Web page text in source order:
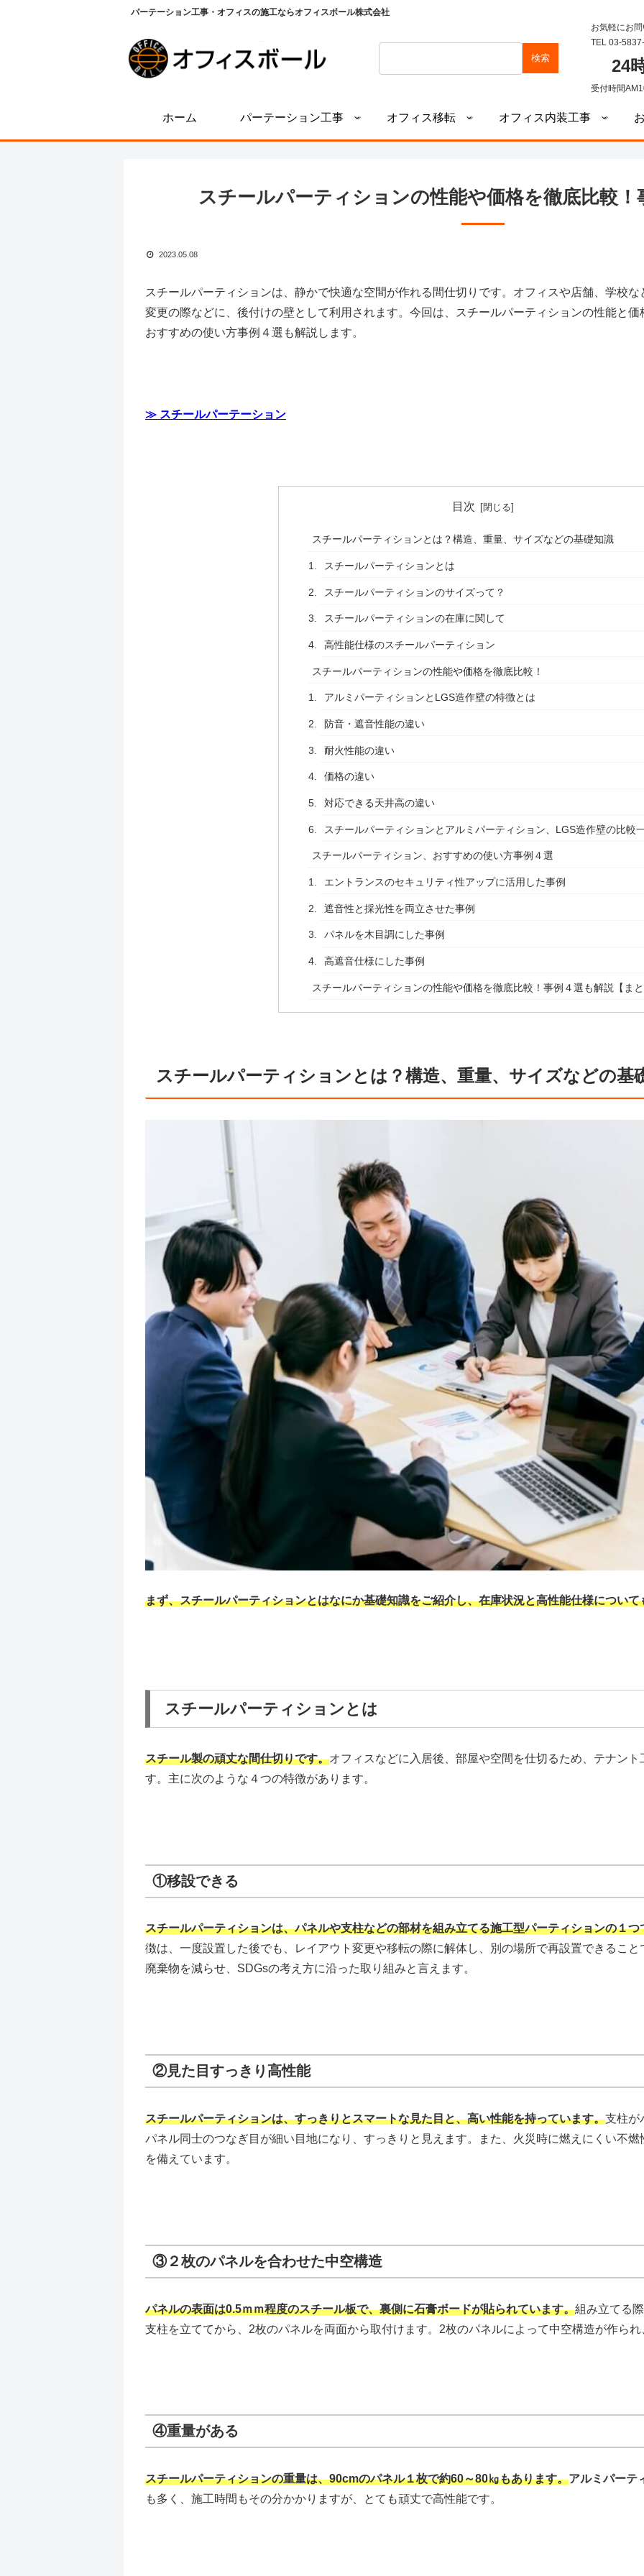
パーテーション工事・オフィスの施工ならオフィスボール株式会社
検索
お気軽にお
TEL 03-
24
受付時間
ホーム パーテーション工事 オフィス移転 オフィス内装工事
スチールパーティションの性能や価格を徹底比較！
2023.05.08
スチールパーティションは、静かで快適な空間が作れる間仕切りです。オフィスや店舗、学校
変更の際などに、後付けの壁として利用されます。今回は、スチールパーティションの性能と
おすすめの使い方事例４選も解説します。
≫ スチールパーテーション
目次
スチールパーティションとは？構造、重量、サイズなどの基礎知識
スチールパーティションとは
スチールパーティションのサイズって？
スチールパーティションの在庫に関して
高性能仕様のスチールパーティション
スチールパーティションの性能や価格を徹底比較！
アルミパーティションとLGS造作壁の特徴とは
防音・遮音性能の違い
耐火性能の違い
価格の違い
対応できる天井高の違い
スチールパーティションとアルミパーティション、LGS造作壁の比較
スチールパーティション、おすすめの使い方事例４選
エントランスのセキュリティ性アップに活用した事例
遮音性と採光性を両立させた事例
パネルを木目調にした事例
高遮音仕様にした事例
スチールパーティションの性能や価格を徹底比較！事例４選も解説【ま
スチールパーティションとは？構造、重量、サイズなどの基
まず、スチールパーティションとはなにか基礎知識をご紹介し、在庫状況と高性能仕様について
スチールパーティションとは
スチール製の頑丈な間仕切りです。オフィスなどに入居後、部屋や空間を仕切るため、テナン
す。主に次のような４つの特徴があります。
①移設できる
スチールパーティションは、パネルや支柱などの部材を組み立てる施工型パーティションの１つ
徴は、一度設置した後でも、レイアウト変更や移転の際に解体し、別の場所で再設置できるこ
廃棄物を減らせ、SDGsの考え方に沿った取り組みと言えます。
②見た目すっきり高性能
スチールパーティションは、すっきりとスマートな見た目と、高い性能を持っています。支柱が
パネル同士のつなぎ目が細い目地になり、すっきりと見えます。また、火災時に燃えにくい不
を備えています。
③２枚のパネルを合わせた中空構造
パネルの表面は0.5ｍｍ程度のスチール板で、裏側に石膏ボードが貼られています。組み立てる
支柱を立ててから、2枚のパネルを両面から取付けます。2枚のパネルによって中空構造が作ら
④重量がある
スチールパーティションの重量は、90cmのパネル１枚で約60～80㎏もあります。アルミパーテ
も多く、施工時間もその分かかりますが、とても頑丈で高性能です。